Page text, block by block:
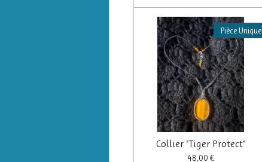
Pièce Unique
Collier "Tiger Protect"
48,00 €